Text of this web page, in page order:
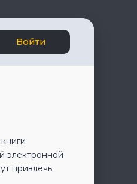
Войти
электронной
привлечь